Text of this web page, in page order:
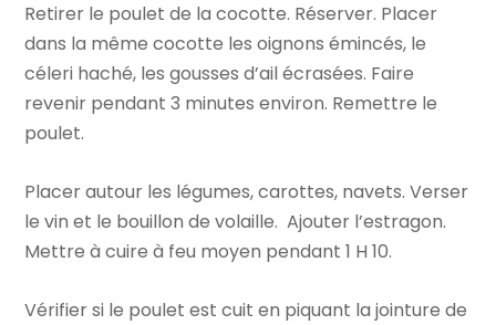
Retirer le poulet de la cocotte. Réserver. Placer
dans la même cocotte les oignons émincés, le
céleri haché, les gousses d’ail écrasées. Faire
revenir pendant 3 minutes environ. Remettre le
poulet.
Placer autour les légumes, carottes, navets. Verser
le vin et le bouillon de volaille. Ajouter l’estragon.
Mettre à cuire à feu moyen pendant 1 H 10.
Vérifier si le poulet est cuit en piquant la jointure de